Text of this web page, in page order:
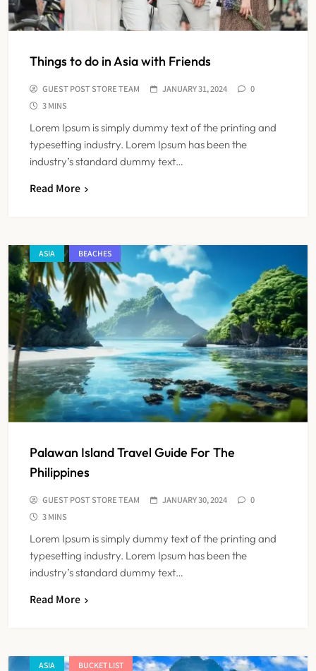
Things to do in Asia with Friends
GUEST POST STORE TEAM JANUARY 31, 2024
0
3 MINS
Lorem Ipsum is simply dummy text of the printing and
typesetting industry. Lorem Ipsum has been the
industry’s standard dummy text…
Read More
ASIA BEACHES
Palawan Island Travel Guide For The
Philippines
GUEST POST STORE TEAM JANUARY 30, 2024
0
3 MINS
Lorem Ipsum is simply dummy text of the printing and
typesetting industry. Lorem Ipsum has been the
industry’s standard dummy text…
Read More
ASIA BUCKET LIST